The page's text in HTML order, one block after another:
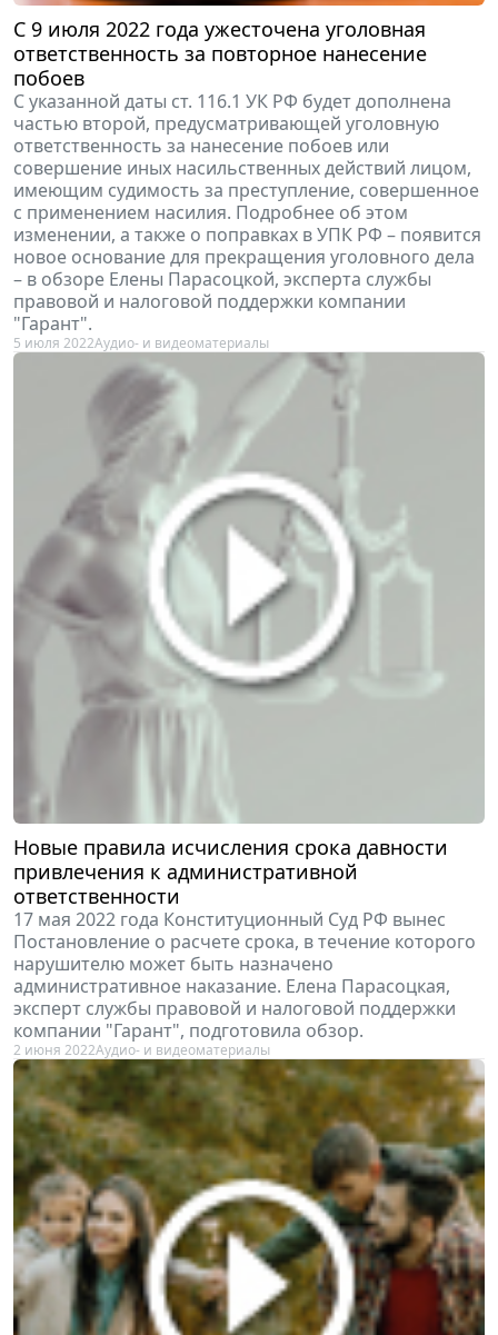
С 9 июля 2022 года ужесточена уголовная
ответственность за повторное нанесение
побоев
С указанной даты ст. 116.1 УК РФ будет дополнена
частью второй, предусматривающей уголовную
ответственность за нанесение побоев или
совершение иных насильственных действий лицом,
имеющим судимость за преступление, совершенное
с применением насилия. Подробнее об этом
изменении, а также о поправках в УПК РФ – появится
новое основание для прекращения уголовного дела
– в обзоре Елены Парасоцкой, эксперта службы
правовой и налоговой поддержки компании
"Гарант".
5 июля 2022Аудио- и видеоматериалы
Новые правила исчисления срока давности
привлечения к административной
ответственности
17 мая 2022 года Конституционный Суд РФ вынес
Постановление о расчете срока, в течение которого
нарушителю может быть назначено
административное наказание. Елена Парасоцкая,
эксперт службы правовой и налоговой поддержки
компании "Гарант", подготовила обзор.
2 июня 2022Аудио- и видеоматериалы